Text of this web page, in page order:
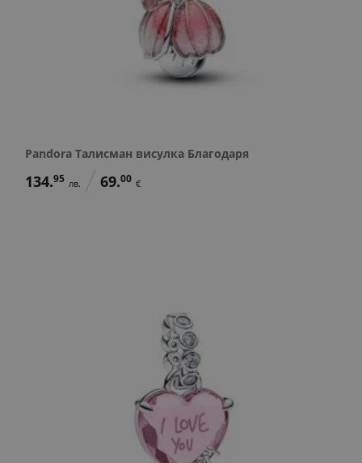
Pandora Талисман висулка Благодаря
134.95 лв. 69.00 €